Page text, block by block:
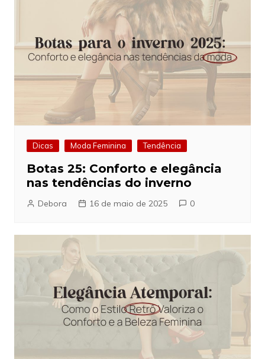
Dicas Moda Feminina Tendência
Botas 25: Conforto e elegância
nas tendências do inverno
Debora 16 de maio de 2025 0